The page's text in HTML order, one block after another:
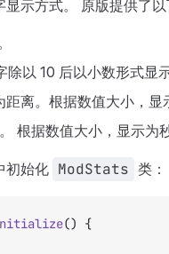
示方式。 原版提供了以
除以 10 后以小数形式显示
距离。根据数值大小，显
根据数值大小，显示为
初始化 ModStats 类：
() {